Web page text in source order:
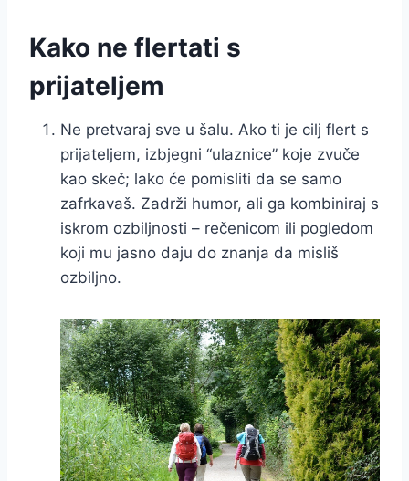
Kako ne flertati s
prijateljem
Ne pretvaraj sve u šalu. Ako ti je cilj flert s
prijateljem, izbjegni “ulaznice” koje zvuče
kao skeč; lako će pomisliti da se samo
zafrkavaš. Zadrži humor, ali ga kombiniraj s
iskrom ozbiljnosti – rečenicom ili pogledom
koji mu jasno daju do znanja da misliš
ozbiljno.